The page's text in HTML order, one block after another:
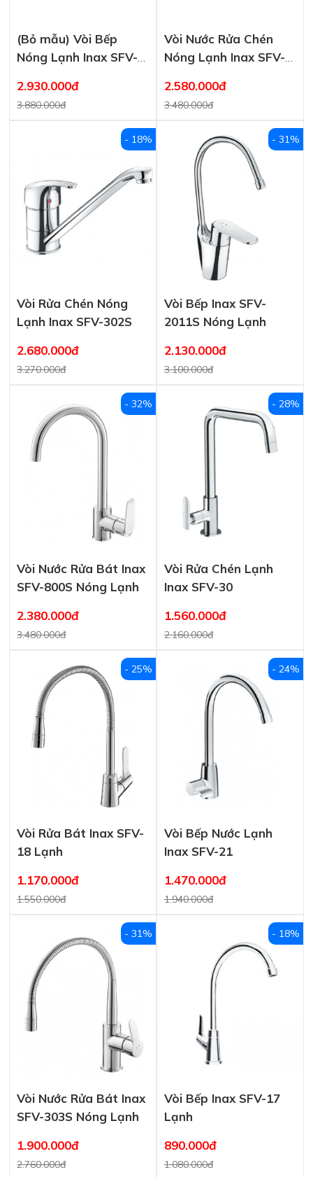
(Bỏ mẫu) Vòi Bếp
Nóng Lạnh Inax SFV-
2.930.000đ
3.880.000đ
Vòi Nước Rửa Chén
Nóng Lạnh Inax SFV-
2.580.000đ
3.480.000đ
Vòi Rửa Chén Nóng
Lạnh Inax SFV-302S
2.680.000đ
3.270.000đ
- 18%
Vòi Bếp Inax SFV-
2011S Nóng Lạnh
2.130.000đ
3.100.000đ
- 31%
Vòi Nước Rửa Bát Inax
SFV-800S Nóng Lạnh
2.380.000đ
3.480.000đ
- 32%
Vòi Rửa Chén Lạnh
Inax SFV-30
1.560.000đ
2.160.000đ
- 28%
Vòi Rửa Bát Inax SFV-
18 Lạnh
1.170.000đ
1.550.000đ
- 25%
Vòi Bếp Nước Lạnh
Inax SFV-21
1.470.000đ
1.940.000đ
- 24%
Vòi Nước Rửa Bát Inax
SFV-303S Nóng Lạnh
1.900.000đ
2.760.000đ
- 31%
Vòi Bếp Inax SFV-17
Lạnh
890.000đ
1.080.000đ
- 18%